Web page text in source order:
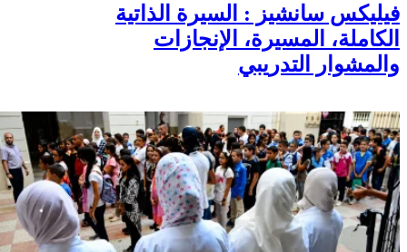
فيليكس سانشيز : السيرة الذاتية
الكاملة، المسيرة، الإنجازات
والمشوار التدريبي